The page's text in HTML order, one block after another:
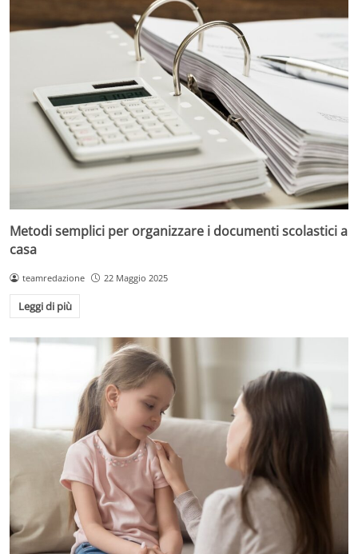
Metodi semplici per organizzare i documenti scolastici a
casa
teamredazione 22 Maggio 2025
Leggi di più